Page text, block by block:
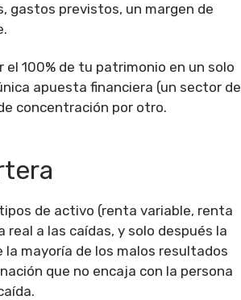
gastos previstos, un margen de
el 100% de tu patrimonio en un solo
apuesta financiera (un sector de
concentración por otro.
de activo (renta variable, renta
a las caídas, y solo después la
mayoría de los malos resultados
que no encaja con la persona